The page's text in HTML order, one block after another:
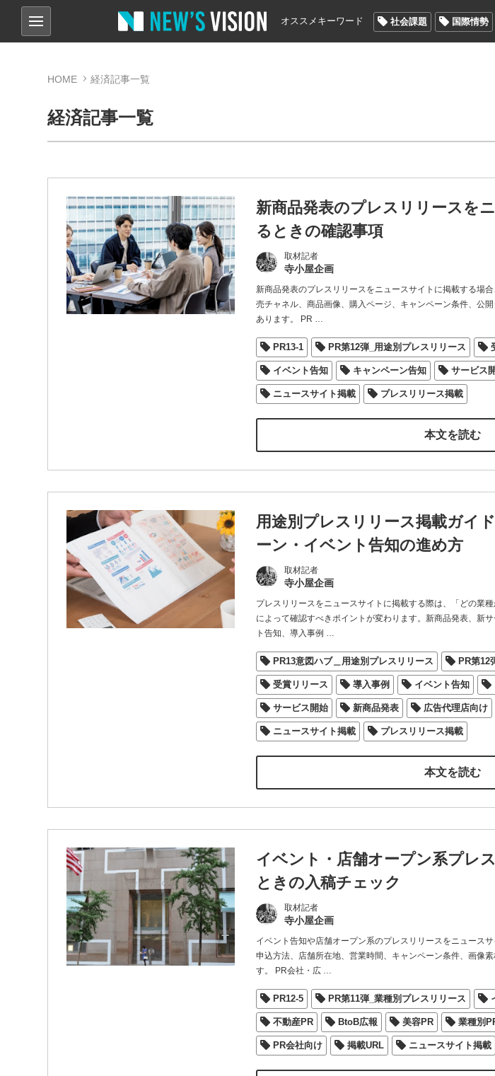
オススメキーワード 社会課題 国際情勢
HOME 経済記事一覧
経済記事一覧
新商品発表のプレスリリースを
るときの確認事項
取材記者
寺小屋企画
新商品発表のプレスリリースをニュースサイトに掲載する場
売チャネル、商品画像、購入ページ、キャンペーン条件、公
あります。 PR …
PR13-1 PR第12弾_用途別プレスリリース
イベント告知 キャンペーン告知 サービス
ニュースサイト掲載 プレスリリース掲載
本文を読む
用途別プレスリリース掲載ガイ
ーン・イベント告知の進め方
取材記者
寺小屋企画
プレスリリースをニュースサイトに掲載する際は、「どの業
によって確認すべきポイントが変わります。新商品発表、新
ト告知、導入事例 …
PR13意図ハブ＿用途別プレスリリース PR第12
受賞リリース 導入事例 イベント告知
サービス開始 新商品発表 広告代理店向け
ニュースサイト掲載 プレスリリース掲載
本文を読む
イベント・店舗オープン系プレ
ときの入稿チェック
取材記者
寺小屋企画
イベント告知や店舗オープン系のプレスリリースをニュース
申込方法、店舗所在地、営業時間、キャンペーン条件、画像
す。 PR会社・広…
PR12-5 PR第11弾_業種別プレスリリース
不動産PR BtoB広報 美容PR 業種別
PR会社向け 掲載URL ニュースサイト掲載